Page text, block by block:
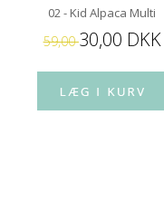
02 - Kid Alpaca Multi
59,0030,00 DKK